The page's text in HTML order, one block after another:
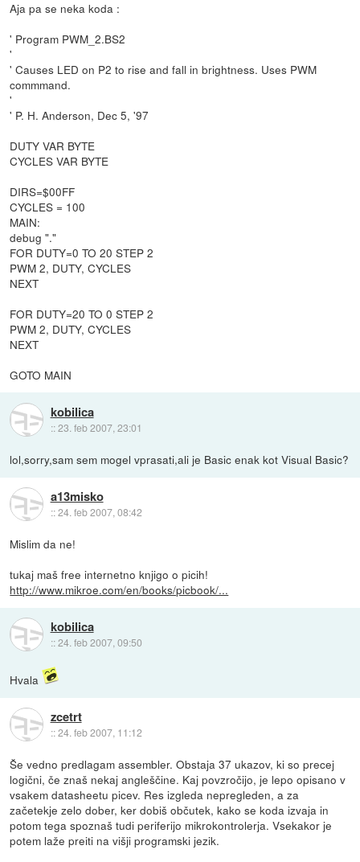
Aja pa se neka koda :
' Program PWM_2.BS2
'
' Causes LED on P2 to rise and fall in brightness. Uses PWM
commmand.
'
' P. H. Anderson, Dec 5, '97
DUTY VAR BYTE
CYCLES VAR BYTE
DIRS=$00FF
CYCLES = 100
MAIN:
debug "."
FOR DUTY=0 TO 20 STEP 2
PWM 2, DUTY, CYCLES
NEXT
FOR DUTY=20 TO 0 STEP 2
PWM 2, DUTY, CYCLES
NEXT
GOTO MAIN
kobilica
::23. feb 2007, 23:01
lol,sorry,sam sem mogel vprasati,ali je Basic enak kot Visual Basic?
a13misko
::24. feb 2007, 08:42
Mislim da ne!
tukaj maš free internetno knjigo o picih!
http://www.mikroe.com/en/books/picbook/...
kobilica
::24. feb 2007, 09:50
Hvala
zcetrt
::24. feb 2007, 11:12
Še vedno predlagam assembler. Obstaja 37 ukazov, ki so precej
logični, če znaš nekaj angleščine. Kaj povzročijo, je lepo opisano v
vsakem datasheetu picev. Res izgleda nepregleden, a za
začetekje zelo dober, ker dobiš občutek, kako se koda izvaja in
potom tega spoznaš tudi periferijo mikrokontrolerja. Vsekakor je
potem laže preiti na višji programski jezik.